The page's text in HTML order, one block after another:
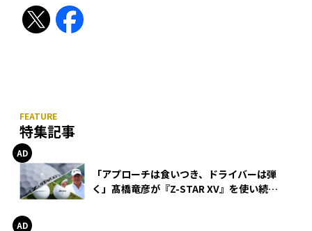
特集記事
「アプローチは食いつき、ドライバーは弾
く」髙橋竜彦が『Z-STAR XV』を使い続け